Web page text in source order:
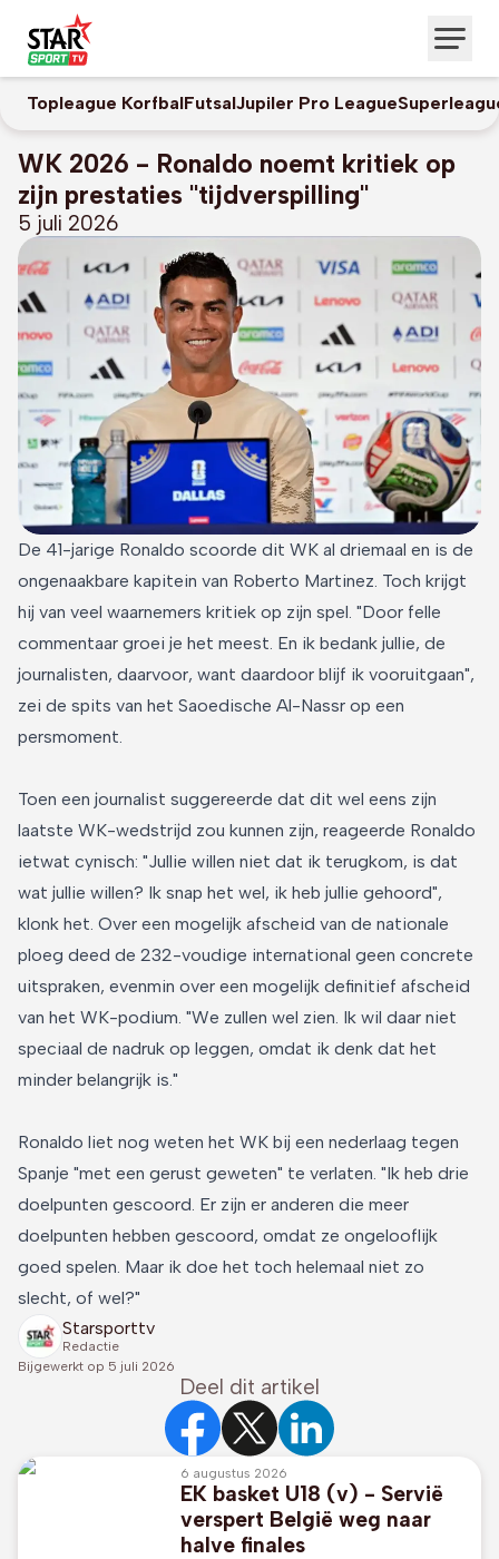
Topleague KorfbalFutsalJupiler Pro League
WK 2026 - Ronaldo noemt kritiek op
zijn prestaties "tijdverspilling"
5 juli 2026
De 41-jarige Ronaldo scoorde dit WK al driemaal en is de
ongenaakbare kapitein van Roberto Martinez. Toch krijgt
hij van veel waarnemers kritiek op zijn spel. "Door felle
commentaar groei je het meest. En ik bedank jullie, de
journalisten, daarvoor, want daardoor blijf ik vooruitgaan",
zei de spits van het Saoedische Al-Nassr op een
persmoment.
Toen een journalist suggereerde dat dit wel eens zijn
laatste WK-wedstrijd zou kunnen zijn, reageerde Ronaldo
ietwat cynisch: "Jullie willen niet dat ik terugkom, is dat
wat jullie willen? Ik snap het wel, ik heb jullie gehoord",
klonk het. Over een mogelijk afscheid van de nationale
ploeg deed de 232-voudige international geen concrete
uitspraken, evenmin over een mogelijk definitief afscheid
van het WK-podium. "We zullen wel zien. Ik wil daar niet
speciaal de nadruk op leggen, omdat ik denk dat het
minder belangrijk is."
Ronaldo liet nog weten het WK bij een nederlaag tegen
Spanje "met een gerust geweten" te verlaten. "Ik heb drie
doelpunten gescoord. Er zijn er anderen die meer
doelpunten hebben gescoord, omdat ze ongelooflijk
goed spelen. Maar ik doe het toch helemaal niet zo
slecht, of wel?"
Starsporttv
Redactie
Bijgewerkt op 5 juli 2026
Deel dit artikel
6 augustus 2026
EK basket U18 (v) - Servië
verspert België weg naar
halve finales